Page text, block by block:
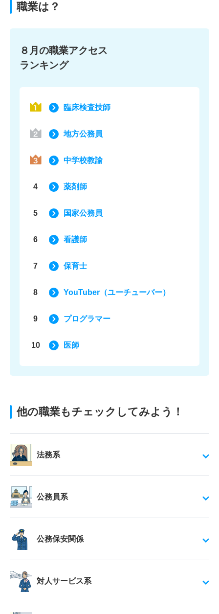
職業は？
８月の職業アクセス
ランキング
臨床検査技師
地方公務員
中学校教諭
4 薬剤師
5 国家公務員
6 看護師
7 保育士
8 YouTuber（ユーチューバー）
9 プログラマー
10 医師
他の職業もチェックしてみよう！
法務系
公務員系
公務保安関係
対人サービス系